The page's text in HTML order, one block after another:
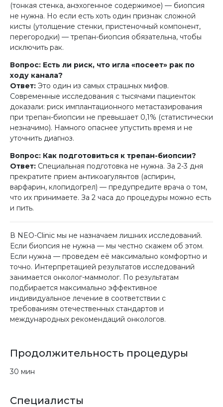
(тонкая стенка, анэхогенное содержимое) — биопсия
не нужна. Но если есть хоть один признак сложной
кисты (утолщение стенки, пристеночный компонент,
перегородки) — трепан-биопсия обязательна, чтобы
исключить рак.
Вопрос: Есть ли риск, что игла «посеет» рак по
ходу канала?
Ответ: Это один из самых страшных мифов.
Современные исследования с тысячами пациенток
доказали: риск имплантационного метастазирования
при трепан-биопсии не превышает 0,1% (статистически
незначимо). Намного опаснее упустить время и не
уточнить диагноз.
Вопрос: Как подготовиться к трепан-биопсии?
Ответ: Специальная подготовка не нужна. За 2-3 дня
прекратите прием антикоагулянтов (аспирин,
варфарин, клопидогрел) — предупредите врача о том,
что их принимаете. За 2 часа до процедуры можно есть
и пить.
В NEO-Clinic мы не назначаем лишних исследований.
Если биопсия не нужна — мы честно скажем об этом.
Если нужна — проведем её максимально комфортно и
точно. Интерпретацией результатов исследований
занимается онколог-маммолог. По результатам
подбирается максимально эффективное
индивидуальное лечение в соответствии с
требованиям отечественных стандартов и
международных рекомендаций онкологов.
Продолжительность процедуры
30 мин
Специалисты